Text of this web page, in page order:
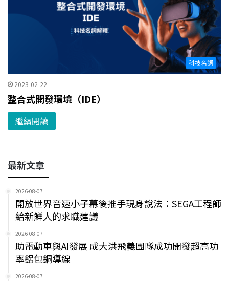
科技名詞
2023-02-22
整合式開發環境（IDE）
繼續閱讀
最新文章
2026-08-07
開放世界音速小子幕後推手現身說法：SEGA工程師
給新鮮人的求職建議
2026-08-07
助電動車與AI發展 成大洪飛義團隊成功開發超高功
率鋁包銅導線
2026-08-07